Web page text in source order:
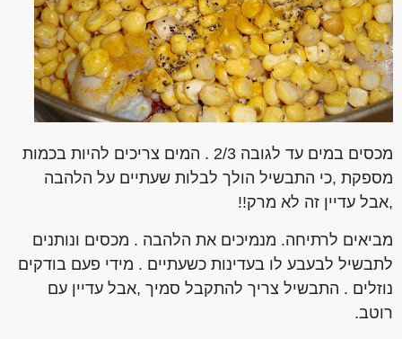
מכסים במים עד לגובה 2/3 . המים צריכים להיות בכמות
מספקת ,כי התבשיל הולך לבלות שעתיים על הלהבה
,אבל עדיין זה לא מרק!!
מביאים לרתיחה. מנמיכים את הלהבה . מכסים ונותנים
לתבשיל לבעבע לו בעדינות כשעתיים . מידי פעם בודקים
נוזלים . התבשיל צריך להתקבל סמיך ,אבל עדיין עם
רוטב.